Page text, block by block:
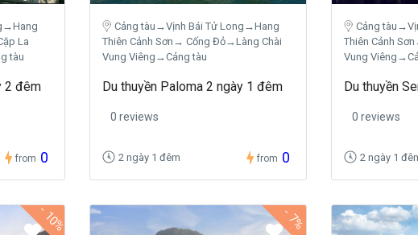
La
tàu
2 đêm
from 0
Cảng tàu→Vịnh Bái Tử Long→Hang
Thiên Cảnh Sơn→ Cống Đỏ→Làng Chài
Vung Viêng→Cảng tàu
Du thuyền Paloma 2 ngày 1 đêm
0 reviews
2 ngày 1 đêm from 0
Cảng
Thiên Cảnh
Vung
Du thuyền
0 reviews
2 ngày 1
-
10% -7%